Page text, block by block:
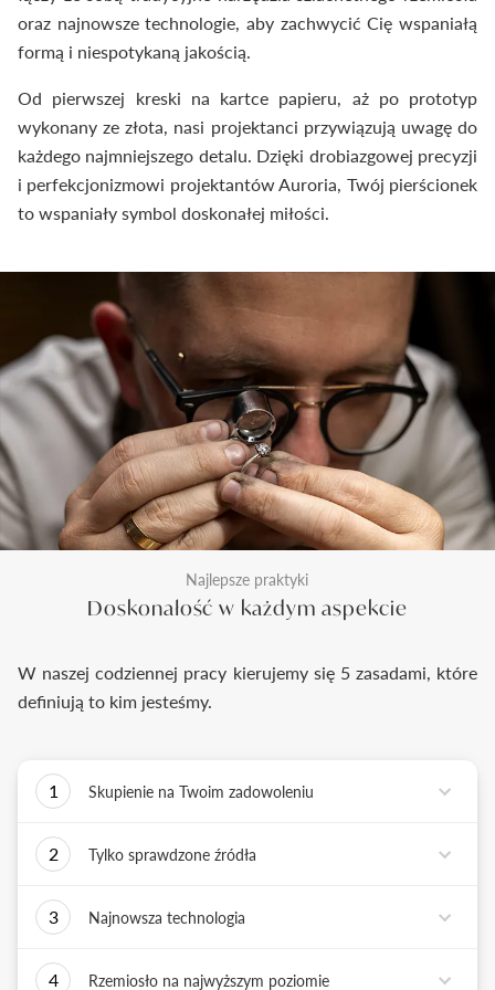
oraz najnowsze technologie, aby zachwycić Cię wspaniałą
formą i niespotykaną jakością.
Od pierwszej kreski na kartce papieru, aż po prototyp
wykonany ze złota, nasi projektanci przywiązują uwagę do
każdego najmniejszego detalu. Dzięki drobiazgowej precyzji
i perfekcjonizmowi projektantów Auroria, Twój pierścionek
to wspaniały symbol doskonałej miłości.
Najlepsze praktyki
Doskonałość w każdym aspekcie
W naszej codziennej pracy kierujemy się 5 zasadami, które
definiują to kim jesteśmy.
1
Skupienie na Twoim zadowoleniu
zadanie - dostarczyć Ci biżuterię i doświadczenie,
2
Tylko sprawdzone źródła
sprawdzonych źródłach pochodzenia i
potwierdzone jest wieloletnią obecnością na rynku.
3
Najnowsza technologia
złotniczego z możliwościami najnowszych
4
Rzemiosło na najwyższym poziomie